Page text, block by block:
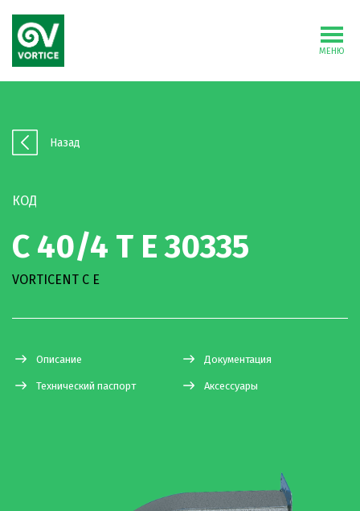
МЕНЮ
Назад
КОД
C 40/4 T E 30335
VORTICENT C E
Описание Документация
Технический паспорт Аксессуары